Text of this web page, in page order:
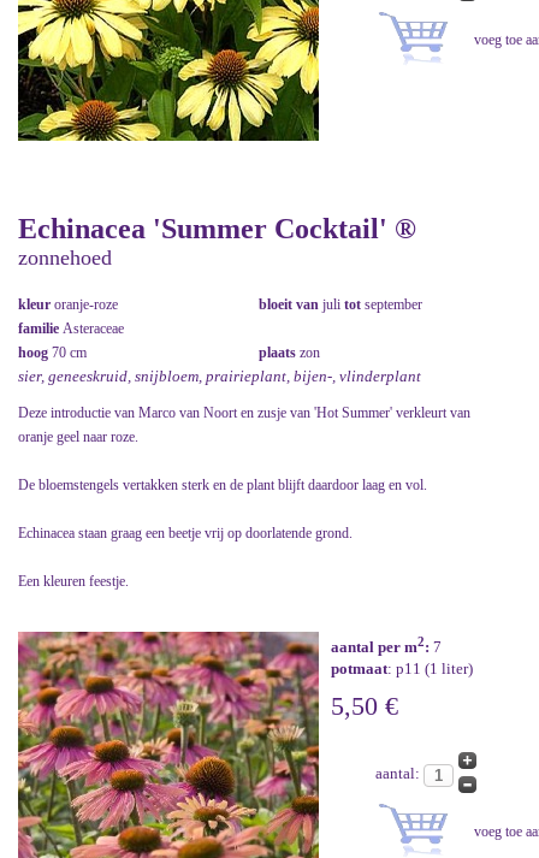
Echinacea 'Summer Cocktail' ®
zonnehoed
kleur oranje-roze bloeit van juli tot september
familie Asteraceae
hoog 70 cm plaats zon
sier, geneeskruid, snijbloem, prairieplant, bijen-, vlinderplant
Deze introductie van Marco van Noort en zusje van 'Hot Summer' verkleurt van
oranje geel naar roze.
De bloemstengels vertakken sterk en de plant blijft daardoor laag en vol.
Echinacea staan graag een beetje vrij op doorlatende grond.
Een kleuren feestje.
aantal per m2: 7
potmaat: p11 (1 liter)
5,50 €
aantal: